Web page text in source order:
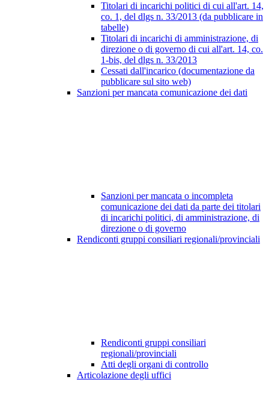
Titolari di incarichi politici di cui all'art. 14,
co. 1, del dlgs n. 33/2013 (da pubblicare in
tabelle)
Titolari di incarichi di amministrazione, di
direzione o di governo di cui all'art. 14, co.
1-bis, del dlgs n. 33/2013
Cessati dall'incarico (documentazione da
pubblicare sul sito web)
Sanzioni per mancata comunicazione dei dati
Sanzioni per mancata o incompleta
comunicazione dei dati da parte dei titolari
di incarichi politici, di amministrazione, di
direzione o di governo
Rendiconti gruppi consiliari regionali/provinciali
Rendiconti gruppi consiliari
regionali/provinciali
Atti degli organi di controllo
Articolazione degli uffici